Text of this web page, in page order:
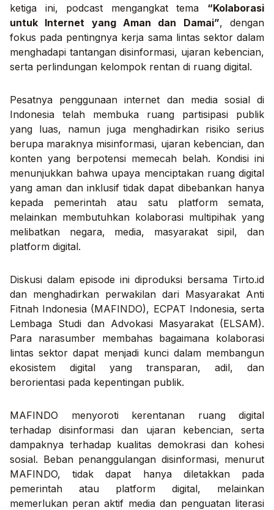
ketiga ini, podcast mengangkat tema “Kolaborasi
untuk Internet yang Aman dan Damai”, dengan
fokus pada pentingnya kerja sama lintas sektor dalam
menghadapi tantangan disinformasi, ujaran kebencian,
serta perlindungan kelompok rentan di ruang digital.
Pesatnya penggunaan internet dan media sosial di
Indonesia telah membuka ruang partisipasi publik
yang luas, namun juga menghadirkan risiko serius
berupa maraknya misinformasi, ujaran kebencian, dan
konten yang berpotensi memecah belah. Kondisi ini
menunjukkan bahwa upaya menciptakan ruang digital
yang aman dan inklusif tidak dapat dibebankan hanya
kepada pemerintah atau satu platform semata,
melainkan membutuhkan kolaborasi multipihak yang
melibatkan negara, media, masyarakat sipil, dan
platform digital.
Diskusi dalam episode ini diproduksi bersama Tirto.id
dan menghadirkan perwakilan dari Masyarakat Anti
Fitnah Indonesia (MAFINDO), ECPAT Indonesia, serta
Lembaga Studi dan Advokasi Masyarakat (ELSAM).
Para narasumber membahas bagaimana kolaborasi
lintas sektor dapat menjadi kunci dalam membangun
ekosistem digital yang transparan, adil, dan
berorientasi pada kepentingan publik.
MAFINDO menyoroti kerentanan ruang digital
terhadap disinformasi dan ujaran kebencian, serta
dampaknya terhadap kualitas demokrasi dan kohesi
sosial. Beban penanggulangan disinformasi, menurut
MAFINDO, tidak dapat hanya diletakkan pada
pemerintah atau platform digital, melainkan
memerlukan peran aktif media dan penguatan literasi